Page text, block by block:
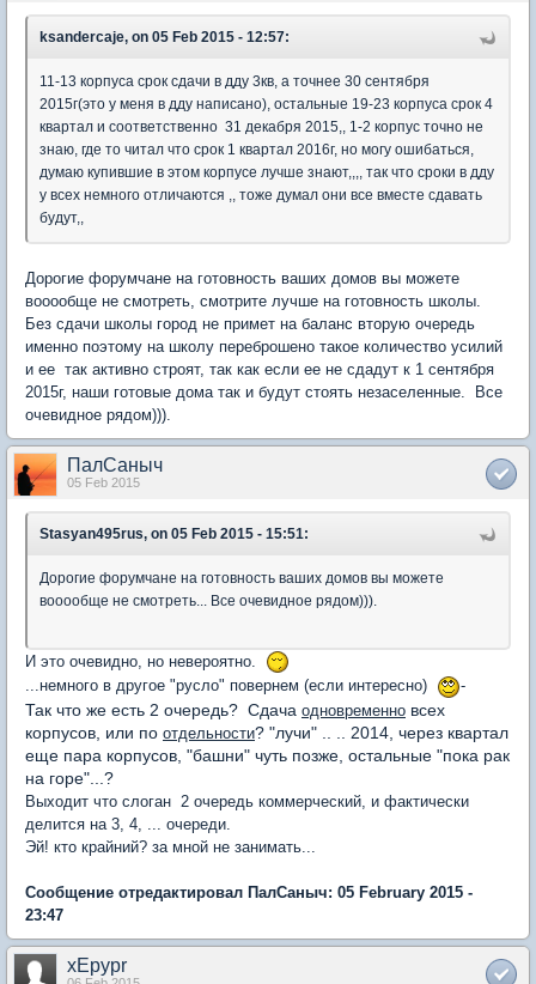
ksandercaje, on 05 Feb 2015 - 12:57:
11-13 корпуса срок сдачи в дду 3кв, а точнее 30 сентября
2015г(это у меня в дду написано), остальные 19-23 корпуса срок 4
квартал и соответственно 31 декабря 2015,, 1-2 корпус точно не
знаю, где то читал что срок 1 квартал 2016г, но могу ошибаться,
думаю купившие в этом корпусе лучше знают,,,, так что сроки в дду
у всех немного отличаются ,, тоже думал они все вместе сдавать
будут,,
Дорогие форумчане на готовность ваших домов вы можете
вооообще не смотреть, смотрите лучше на готовность школы.
Без сдачи школы город не примет на баланс вторую очередь
именно поэтому на школу переброшено такое количество усилий
и ее так активно строят, так как если ее не сдадут к 1 сентября
2015г, наши готовые дома так и будут стоять незаселенные. Все
очевидное рядом))).
ПалСаныч
05 Feb 2015
Stasyan495rus, on 05 Feb 2015 - 15:51:
Дорогие форумчане на готовность ваших домов вы можете
вооообще не смотреть... Все очевидное рядом))).
И это очевидно, но невероятно.
...немного в другое "русло" повернем (если интересно)
-
Так что же есть 2 очередь? Cдача одновременно всех
корпусов, или по отдельности? "лучи" .. .. 2014, через квартал
еще пара корпусов, "башни" чуть позже, остальные "пока рак
на горе"...?
Выходит что слоган 2 очередь коммерческий, и фактически
делится на 3, 4, ... очереди.
Эй! кто крайний? за мной не занимать...
Сообщение отредактировал ПалСаныч: 05 February 2015 -
23:47
xEpypr